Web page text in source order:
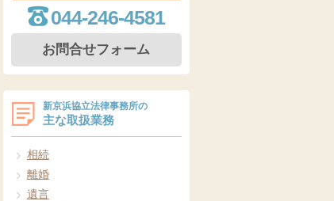
044-246-4581
お問合せフォーム
新京浜協立法律事務所の
主な取扱業務
相続
離婚
遺言